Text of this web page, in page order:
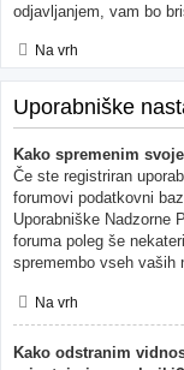
odjavljanjem, vam bo
Na vrh
Uporabniške
Kako spremenim
Če ste registriran
forumovi podatkovni
Uporabniške Nadzorne
foruma poleg še
spremembo vseh vaših
Na vrh
Kako odstranim